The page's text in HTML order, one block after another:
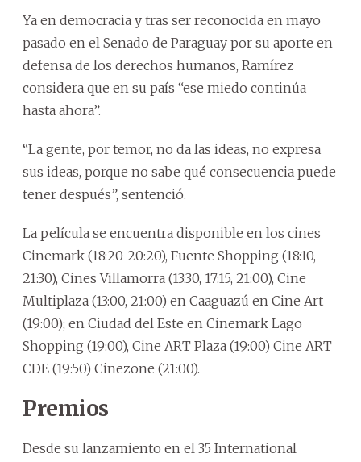
Ya en democracia y tras ser reconocida en mayo
pasado en el Senado de Paraguay por su aporte en
defensa de los derechos humanos, Ramírez
considera que en su país “ese miedo continúa
hasta ahora”.
“La gente, por temor, no da las ideas, no expresa
sus ideas, porque no sabe qué consecuencia puede
tener después”, sentenció.
La película se encuentra disponible en los cines
Cinemark (18:20-20:20), Fuente Shopping (18:10,
21:30), Cines Villamorra (13:30, 17:15, 21:00), Cine
Multiplaza (13:00, 21:00) en Caaguazú en Cine Art
(19:00); en Ciudad del Este en Cinemark Lago
Shopping (19:00), Cine ART Plaza (19:00) Cine ART
CDE (19:50) Cinezone (21:00).
Premios
Desde su lanzamiento en el 35 International